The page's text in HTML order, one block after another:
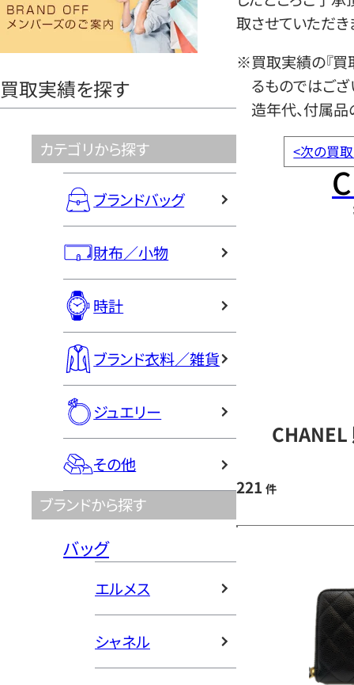
ヤ
買取実績を探す
カテゴリから探す
ブランドバッグ
財布／小物
時計
ブランド衣料／雑貨
ジュエリー
その他
ブランドから探す
バッグ
エルメス
シャネル
取させていただき
※買取実績の『買
るものではござ
造年代、付属品
<次の買
CHANEL
221 件